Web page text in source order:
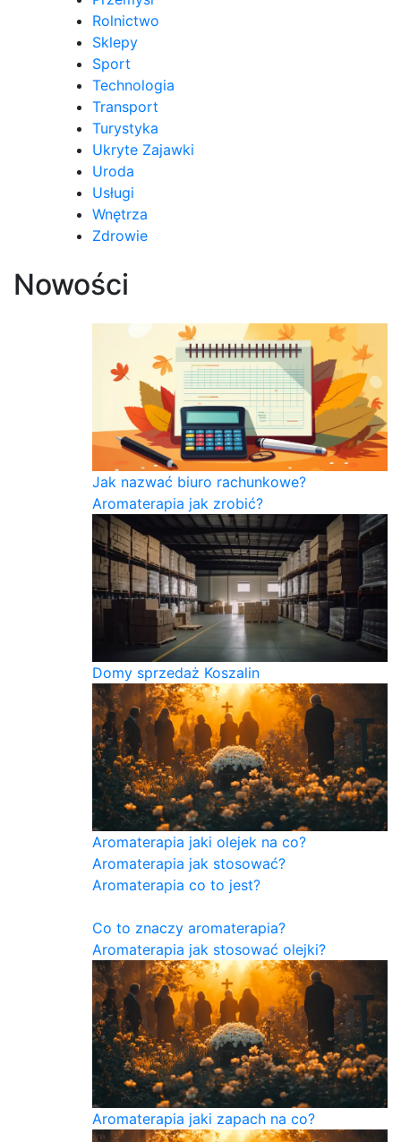
Rolnictwo
Sklepy
Sport
Technologia
Transport
Turystyka
Ukryte Zajawki
Uroda
Usługi
Wnętrza
Zdrowie
Nowości
Jak nazwać biuro rachunkowe?
Aromaterapia jak zrobić?
Domy sprzedaż Koszalin
Aromaterapia jaki olejek na co?
Aromaterapia jak stosować?
Aromaterapia co to jest?
Co to znaczy aromaterapia?
Aromaterapia jak stosować olejki?
Aromaterapia jaki zapach na co?